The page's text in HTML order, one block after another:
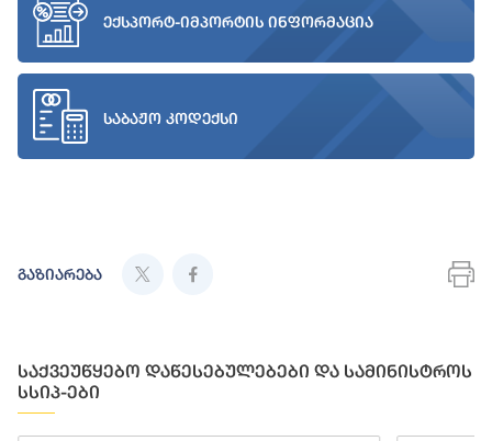
ექსპორტ-იმპორტის ინფორმაცია
საბაჟო კოდექსი
გაზიარება
საქვეუწყებო დაწესებულებები და სამინისტროს
სსიპ-ები